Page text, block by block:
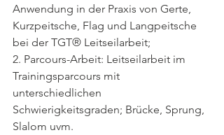
Anwendung in der Praxis von Gerte,
Kurzpeitsche, Flag und Langpeitsche
bei der TGT® Leitseilarbeit;
2. Parcours-Arbeit: Leitseilarbeit im
Trainingsparcours mit
unterschiedlichen
Schwierigkeitsgraden; Brücke, Sprung,
Slalom uvm.